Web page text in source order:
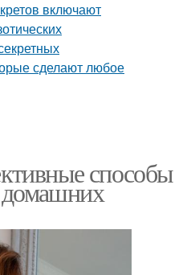
способы
домашних